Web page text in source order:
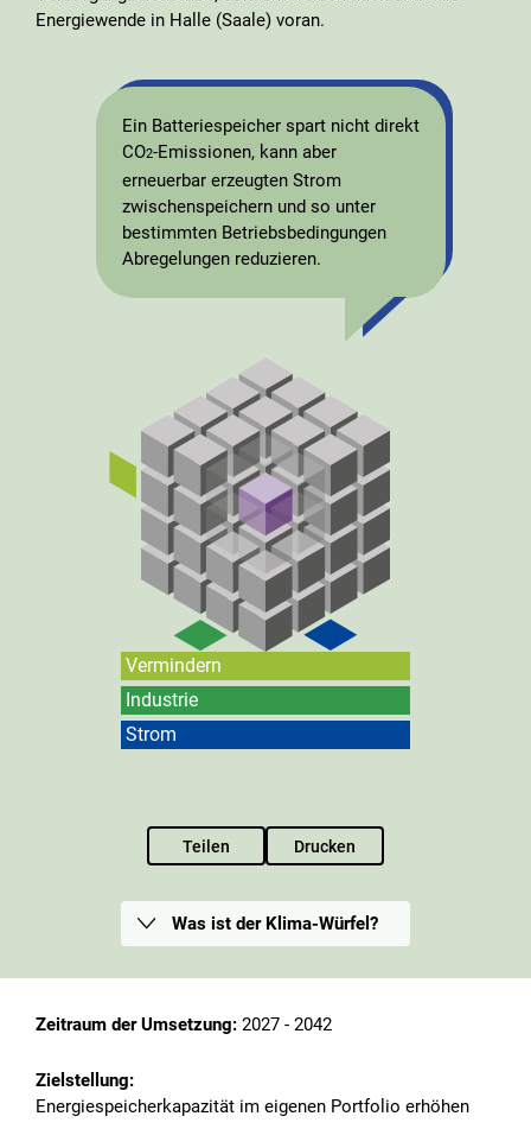
Teilen Drucken
Energiewende in Halle (Saale) voran.
Ein Batteriespeicher spart nicht direkt
CO2-Emissionen, kann aber
erneuerbar erzeugten Strom
zwischenspeichern und so unter
bestimmten Betriebsbedingungen
Abregelungen reduzieren.
Vermindern
Industrie
Strom
Was ist der Klima-Würfel?
Zeitraum der Umsetzung: 2027 - 2042
Zielstellung:
Energiespeicherkapazität im eigenen Portfolio erhöhen